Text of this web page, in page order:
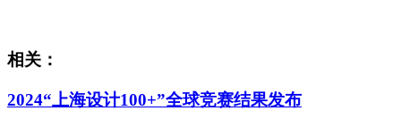
相关：
2024“上海设计100+”全球竞赛结果发布